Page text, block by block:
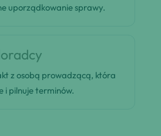
uporządkowanie sprawy.
z osobą prowadzącą, która
i pilnuje terminów.